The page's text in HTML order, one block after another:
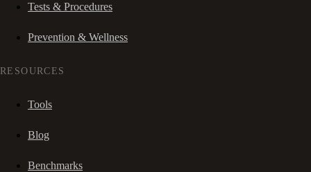
Tests & Procedures
Prevention & Wellness
RESOURCES
Tools
Blog
Benchmarks